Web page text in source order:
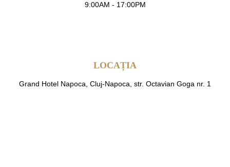
9:00AM - 17:00PM
LOCAȚIA
Grand Hotel Napoca, Cluj-Napoca, str. Octavian Goga nr. 1